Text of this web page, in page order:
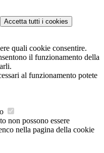
Accetta tutti i cookies
quali cookie consentire.
il funzionamento della
al funzionamento potete
non possono essere
nella pagina della cookie